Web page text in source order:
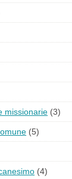
missionarie (3)
(5)
(4)